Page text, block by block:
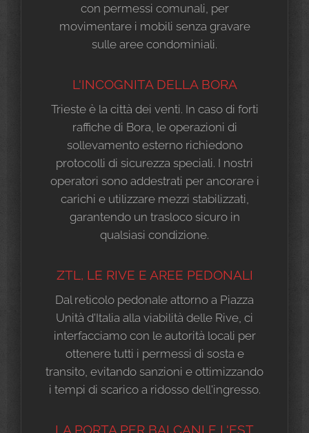
con permessi comunali, per
movimentare i mobili senza gravare
sulle aree condominiali.
L'INCOGNITA DELLA BORA
Trieste è la città dei venti. In caso di forti
raffiche di Bora, le operazioni di
sollevamento esterno richiedono
protocolli di sicurezza speciali. I nostri
operatori sono addestrati per ancorare i
carichi e utilizzare mezzi stabilizzati,
garantendo un trasloco sicuro in
qualsiasi condizione.
ZTL, LE RIVE E AREE PEDONALI
Dal reticolo pedonale attorno a Piazza
Unità d'Italia alla viabilità delle Rive, ci
interfacciamo con le autorità locali per
ottenere tutti i permessi di sosta e
transito, evitando sanzioni e ottimizzando
i tempi di scarico a ridosso dell'ingresso.
LA PORTA PER BALCANI E L'EST